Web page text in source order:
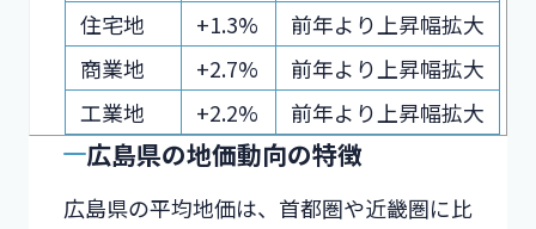
住宅地
+1.3%
前年より上昇幅拡大
商業地
+2.7%
前年より上昇幅拡大
工業地
+2.2% 前年より上昇幅拡大
広島県の地価動向の特徴
広島県の平均地価は、首都圏や近畿圏に比